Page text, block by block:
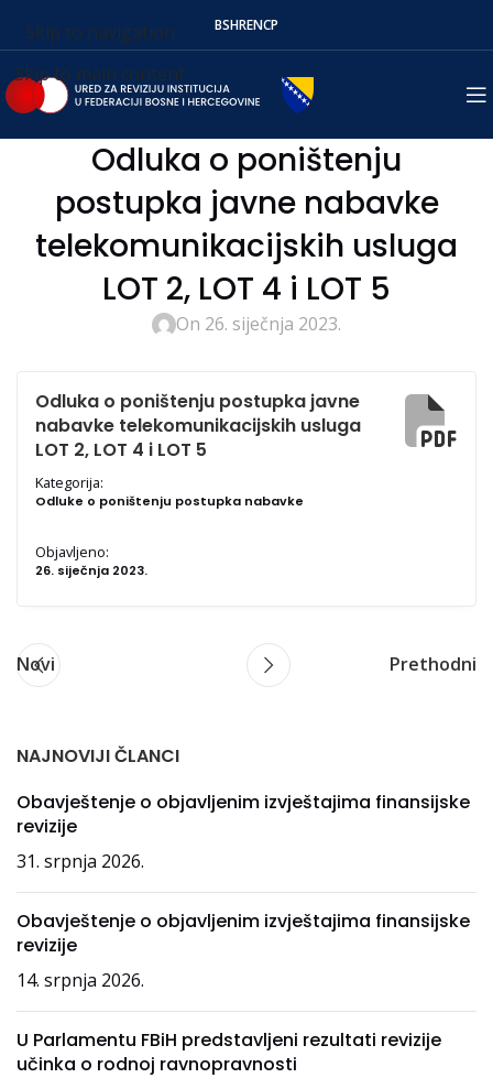
Skip to navigation
Skip to main content
BSHRENСР
Odluka o poništenju
postupka javne nabavke
telekomunikacijskih usluga
LOT 2, LOT 4 i LOT 5
On 26. siječnja 2023.
Odluka o poništenju postupka javne
nabavke telekomunikacijskih usluga
LOT 2, LOT 4 i LOT 5
Kategorija:
Odluke o poništenju postupka nabavke
Objavljeno:
26. siječnja 2023.
Novi Prethodni
NAJNOVIJI ČLANCI
Obavještenje o objavljenim izvještajima finansijske
revizije
31. srpnja 2026.
Obavještenje o objavljenim izvještajima finansijske
revizije
14. srpnja 2026.
U Parlamentu FBiH predstavljeni rezultati revizije
učinka o rodnoj ravnopravnosti